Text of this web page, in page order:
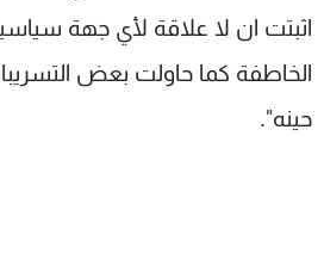
اثبتت ان لا علاقة لأي جهة
الخاطفة كما حاولت بعض
حينه".